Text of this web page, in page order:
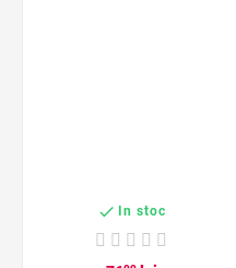
 In stoc